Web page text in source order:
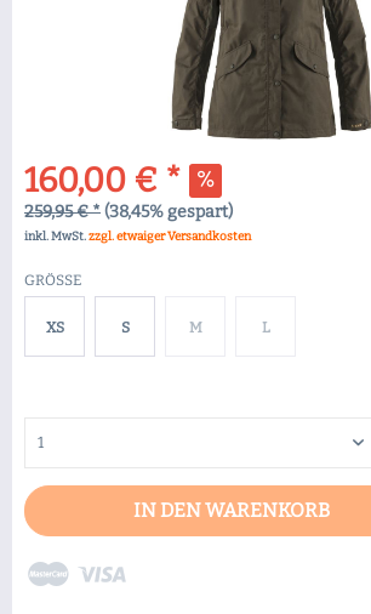
160,00 € *
259,95 € *(38,45% gespart)
inkl. MwSt.zzgl. etwaiger Versandkosten
GRÖSSE
XS S M L
IN DENWARENKORB